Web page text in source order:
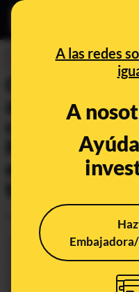
A las redes
A
Cuidado con
afirma sin
coronavirus
Partido
es una mezcla
Publicado el